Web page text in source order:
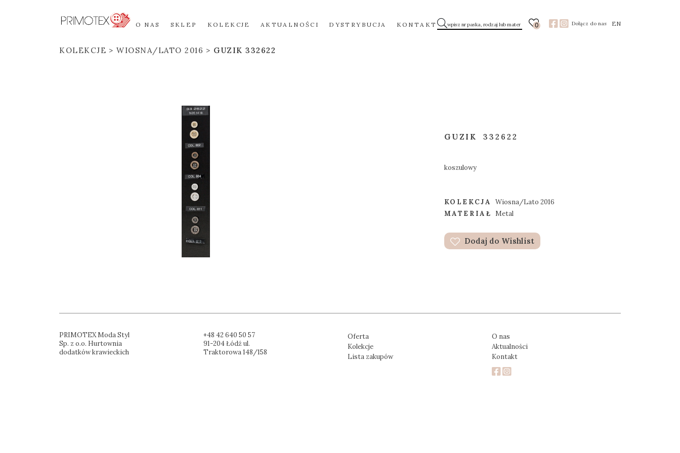
O NAS SKLEP KOLEKCJE AKTUALNOŚCI DYSTRYBUCJA KONTAKT 0 Dołącz do nas EN
KOLEKCJE WIOSNA/LATO 2016 GUZIK 332622
GUZIK 332622
koszulowy
KOLEKCJA
Wiosna/Lato 2016
MATERIAŁ Metal
Dodaj do Wishlist
PRIMOTEX Moda Styl
Sp. z o.o. Hurtownia
dodatków krawieckich
+48 42 640 50 57
91-204 Łódź ul.
Traktorowa 148/158
Oferta
Kolekcje
Lista zakupów
O nas
Aktualności
Kontakt